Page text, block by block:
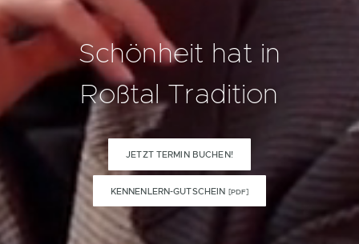
Schönheit hat in
RoßtalTradition
JETZT TERMIN BUCHEN!
KENNENLERN-GUTSCHEIN [PDF]